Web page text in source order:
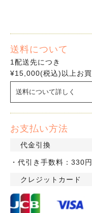
送料について
1配送先につき
¥15,000(税込)以上お
送料について詳しく
お支払い方法
代金引換
・代引き手数料：330円
クレジットカード